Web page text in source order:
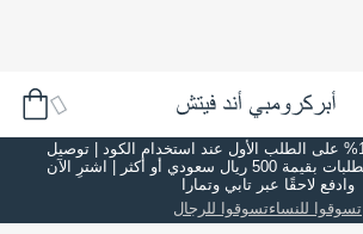
HELLO15: خصم 15% على الطلب الأول عند استخدام الكود | توصيل
مجاني على جميع الطلبات بقيمة 500 ريال سعودي أو أكثر | اشترِ الآن
وادفع لاحقًا عبر تابي وتمارا
تسوقوا للنساءتسوقوا للرجال